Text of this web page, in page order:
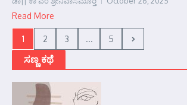
Read More
1 2 3 ... 5
ಸಣ್ಣ ಕಥೆ